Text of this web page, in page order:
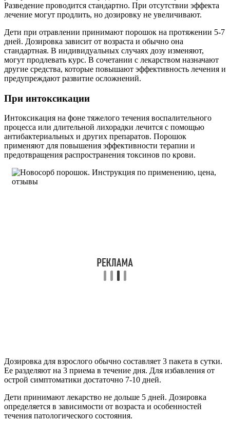
Разведение проводится стандартно. При отсутствии эффекта
лечение могут продлить, но дозировку не увеличивают.
Дети при отравлении принимают порошок на протяжении 5-7
дней. Дозировка зависит от возраста и обычно она
стандартная. В индивидуальных случаях дозу изменяют,
могут продлевать курс. В сочетании с лекарством назначают
другие средства, которые повышают эффективность лечения и
предупреждают развитие осложнений.
При интоксикации
Интоксикация на фоне тяжелого течения воспалительного
процесса или длительной лихорадки лечится с помощью
антибактериальных и других препаратов. Порошок
применяют для повышения эффективности терапии и
предотвращения распространения токсинов по крови.
Дозировка для взрослого обычно составляет 3 пакета в сутки.
Ее разделяют на 3 приема в течение дня. Для избавления от
острой симптоматики достаточно 7-10 дней.
Дети принимают лекарство не дольше 5 дней. Дозировка
определяется в зависимости от возраста и особенностей
течения патологического состояния.